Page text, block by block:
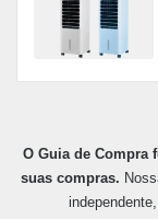
O Guia de Compra
suas compras.